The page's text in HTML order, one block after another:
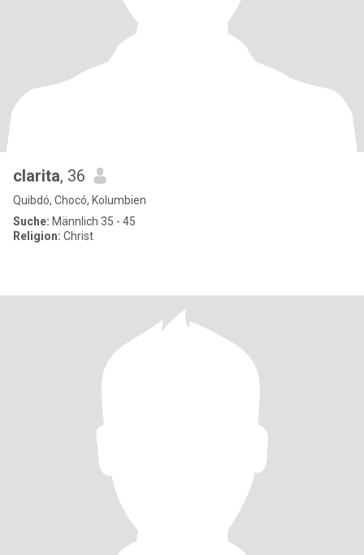
clarita, 36
Quibdó, Chocó, Kolumbien
Suche: Männlich 35 - 45
Religion: Christ